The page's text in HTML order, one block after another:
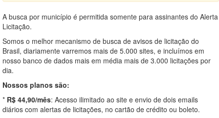
A busca por município é permitida somente para assinantes do Alerta
Licitação.
Somos o melhor mecanismo de busca de avisos de licitação do
Brasil, diariamente varremos mais de 5.000 sites, e incluímos em
nosso banco de dados mais em média mais de 3.000 licitações por
dia.
Nossos planos são:
* R$ 44,90/mês: Acesso ilimitado ao site e envio de dois emails
diários com alertas de licitações, no cartão de crédito ou boleto.